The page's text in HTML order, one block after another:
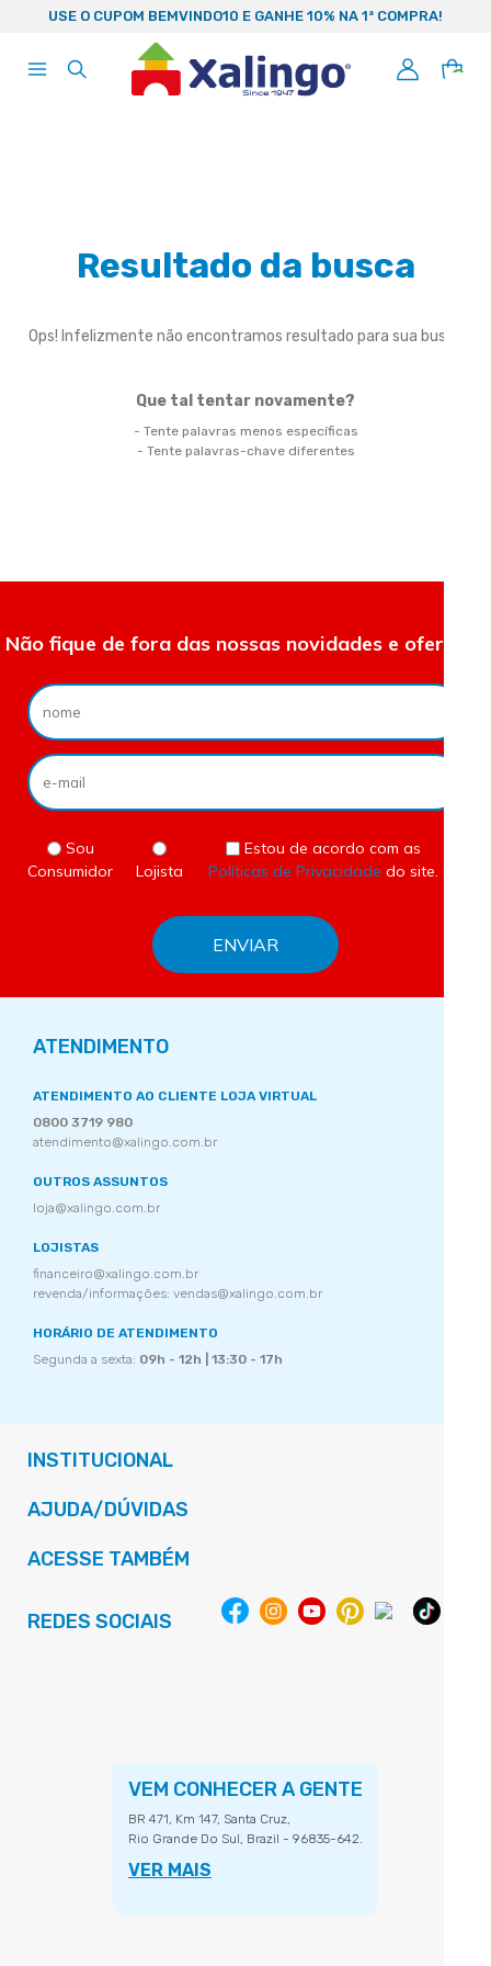
USE O CUPOM BEMVINDO10 E GANHE 10% NA 1ª COMPRA!
0
Resultado da busca
Ops! Infelizmente não encontramos resultado para sua busca
Que tal tentar novamente?
- Tente palavras menos específicas
- Tente palavras-chave diferentes
Não fique de fora das nossas novidades e ofertas.
Sou
Consumidor
Lojista
Estou de acordo com as
Políticas de Privacidade do site.
ATENDIMENTO
ATENDIMENTO AO CLIENTE LOJA VIRTUAL
0800 3719 980
atendimento@xalingo.com.br
OUTROS ASSUNTOS
loja@xalingo.com.br
LOJISTAS
financeiro@xalingo.com.br
revenda/informações: vendas@xalingo.com.br
HORÁRIO DE ATENDIMENTO
Segunda a sexta: 09h - 12h | 13:30 - 17h
INSTITUCIONAL
AJUDA/DÚVIDAS
ACESSE TAMBÉM
REDES SOCIAIS
VEM CONHECER A GENTE
BR 471, Km 147, Santa Cruz,
Rio Grande Do Sul, Brazil - 96835-642.
VER MAIS